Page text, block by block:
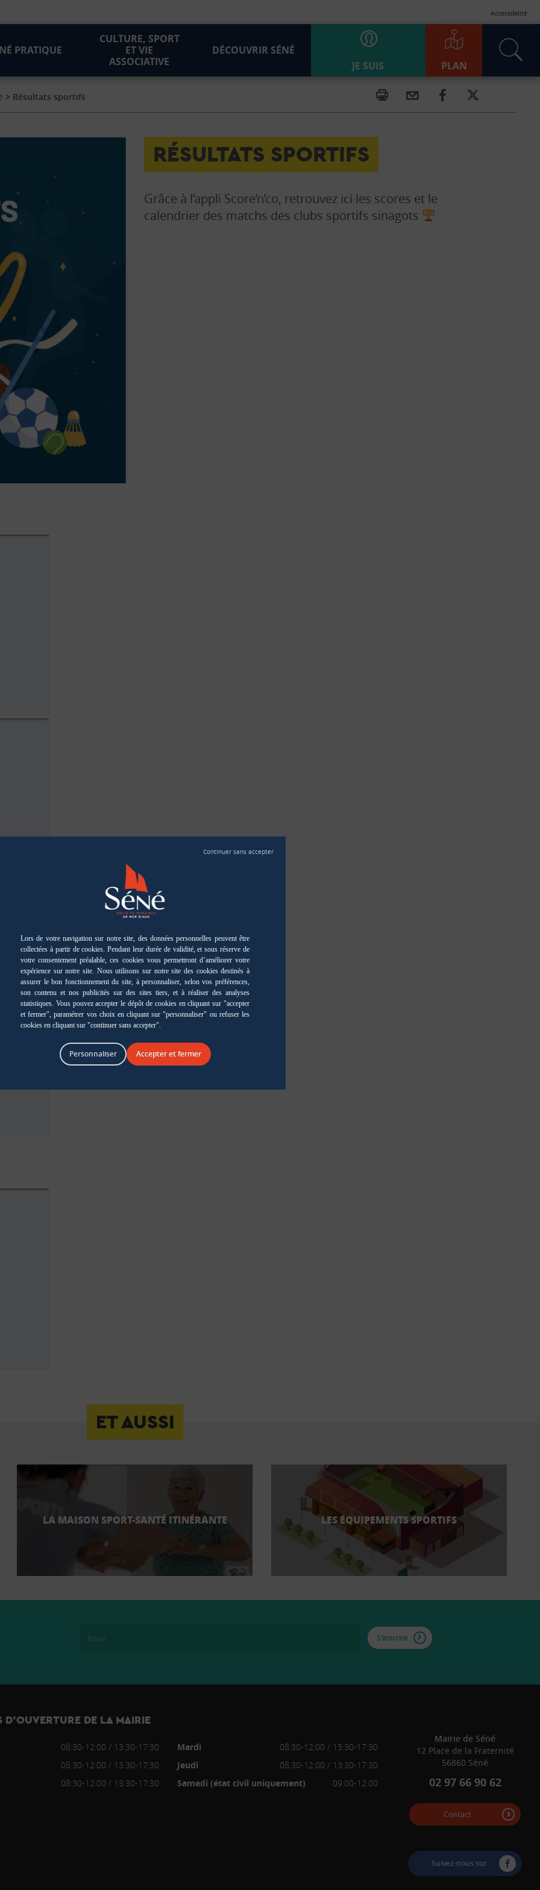
Accessibilité
PRATIQUE
CULTURE, SPORT
ET VIE
ASSOCIATIVE
DÉCOUVRIR SÉNÉ
JE SUIS
PLAN
> Résultats sportifs
RÉSULTATS SPORTIFS
Grâce à l’appli Score’n’co, retrouvez ici les scores et le
calendrier des matchs des clubs sportifs sinagots
ET AUSSI
LA MAISON SPORT-SANTÉ ITINÉRANTE LES ÉQUIPEMENTS SPORTIFS
S’inscrire
D’OUVERTURE DE LA MAIRIE
08:30-12:00 / 13:30-17:30 Mardi
08:30-12:00 / 13:30-17:30
08:30-12:00 / 13:30-17:30
Jeudi
08:30-12:00 / 13:30-17:30
08:30-12:00 / 13:30-17:30
Samedi (état civil uniquement) 09:00-12:00
Mairie de Séné
12 Place de la Fraternité
56860 Séné
02 97 66 90 62
Contact
Suivez-nous sur
Personnaliser